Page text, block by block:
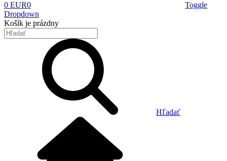
0 EUR0
Toggle
Dropdown
Košík je prázdny
Hľadať